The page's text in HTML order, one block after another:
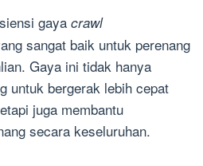
gaya crawl
sangat baik untuk perenang
Gaya ini tidak hanya
untuk bergerak lebih cepat
juga membantu
secara keseluruhan.